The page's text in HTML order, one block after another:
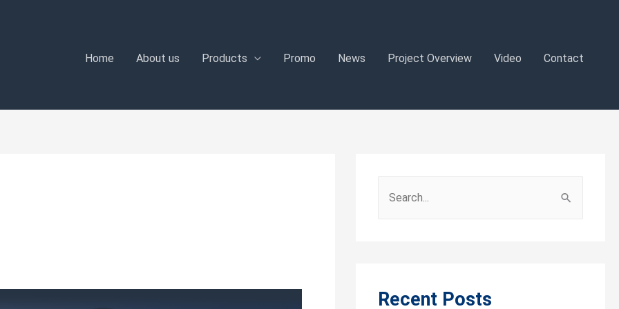
Home About us Products Promo News Project Overview Video Contact
c
Recent Posts